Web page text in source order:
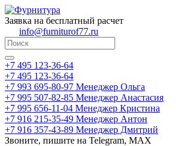
Заявка на бесплатный расчет
info@furniturof77.ru
+7 495 123-36-64
+7 495 123-36-64
+7 993 695-80-97 Менеджер Ольга
+7 995 507-82-85 Менеджер Анастасия
+7 995 656-11-04 Менеджер Кристина
+7 916 215-35-49 Менеджер Антон
+7 916 357-43-89 Менеджер Дмитрий
Звоните, пишите на Telegram, MAX